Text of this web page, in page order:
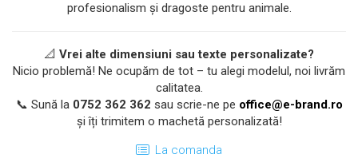
profesionalism și dragoste pentru animale.
📐 Vrei alte dimensiuni sau texte personalizate?
Nicio problemă! Ne ocupăm de tot – tu alegi modelul, noi livrăm
calitatea.
📞 Sună la 0752 362 362 sau scrie-ne pe office@e-brand.ro
și îți trimitem o machetă personalizată!
La comanda